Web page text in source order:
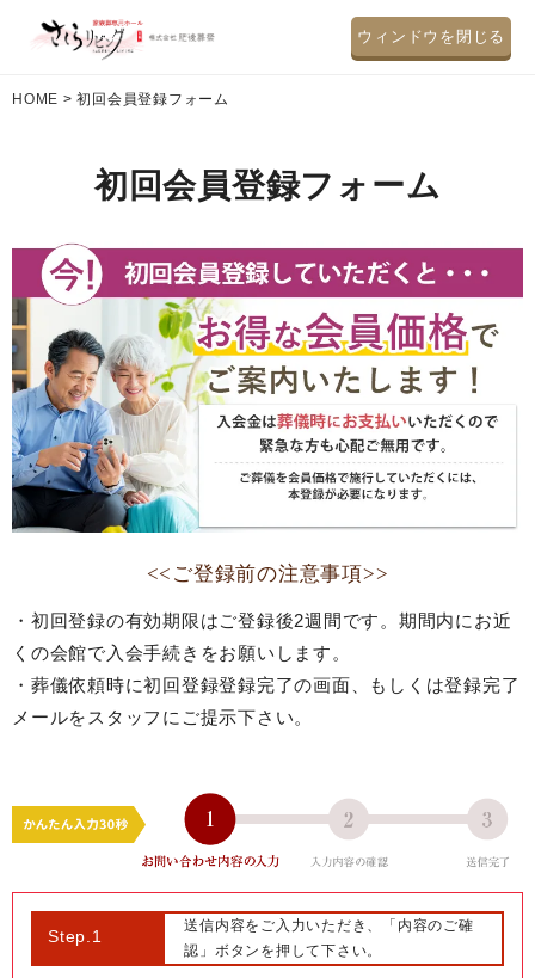
ウィンドウを閉じる
HOME >初回会員登録フォーム
初回会員登録フォーム
<<ご登録前の注意事項>>
・初回登録の有効期限はご登録後2週間です。期間内にお近
くの会館で入会手続きをお願いします。
・葬儀依頼時に初回登録登録完了の画面、もしくは登録完了
メールをスタッフにご提示下さい。
Step.1
送信内容をご入力いただき、「内容のご確
認」ボタンを押して下さい。